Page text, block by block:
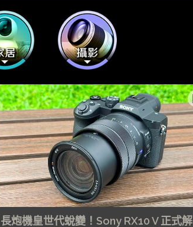
長炮機皇世代蛻變！Sony RX10 V 正式解